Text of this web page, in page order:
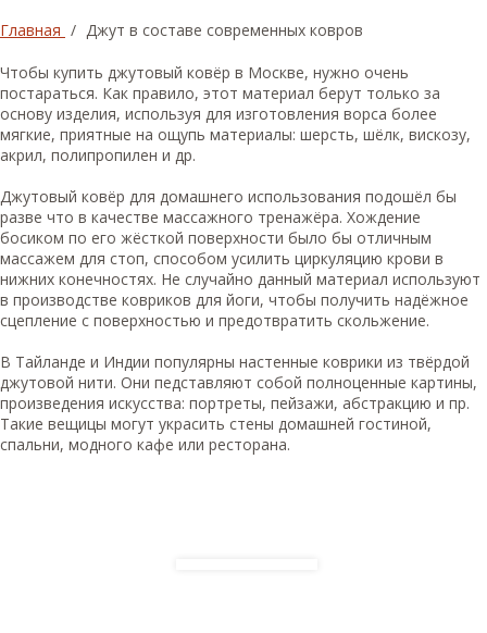
Главная / Джут в составе современных ковров
Чтобы купить джутовый ковёр в Москве, нужно очень
постараться. Как правило, этот материал берут только за
основу изделия, используя для изготовления ворса более
мягкие, приятные на ощупь материалы: шерсть, шёлк, вискозу,
акрил, полипропилен и др.
Джутовый ковёр для домашнего использования подошёл бы
разве что в качестве массажного тренажёра. Хождение
босиком по его жёсткой поверхности было бы отличным
массажем для стоп, способом усилить циркуляцию крови в
нижних конечностях. Не случайно данный материал используют
в производстве ковриков для йоги, чтобы получить надёжное
сцепление с поверхностью и предотвратить скольжение.
В Тайланде и Индии популярны настенные коврики из твёрдой
джутовой нити. Они педставляют собой полноценные картины,
произведения искусства: портреты, пейзажи, абстракцию и пр.
Такие вещицы могут украсить стены домашней гостиной,
спальни, модного кафе или ресторана.